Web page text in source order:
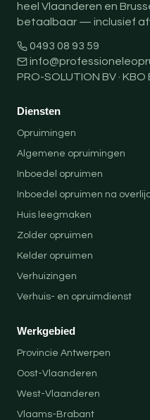
heel Vlaanderen en
betaalbaar — inclusief
0493 08 93 59
PRO-SOLUTION BV ·
Diensten
Opruimingen
Algemene opruimingen
Inboedel opruimen
Inboedel opruimen na
Huis leegmaken
Zolder opruimen
Kelder opruimen
Verhuizingen
Verhuis- en opruimdienst
Werkgebied
Provincie Antwerpen
Oost-Vlaanderen
West-Vlaanderen
Vlaams-Brabant